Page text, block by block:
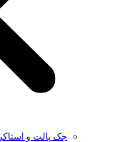
جک پالت و استاکر